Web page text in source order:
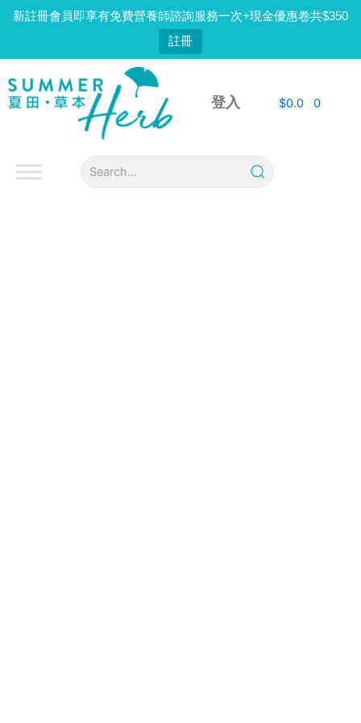
新註冊會員即享有免費營養師諮詢服務一次+現金優惠卷共$350
註冊
Skip
登入 $0.0 0